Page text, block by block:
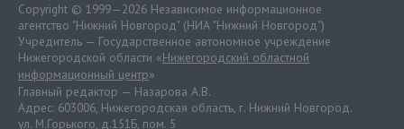
Copyright © 1999—2026 Независимое информационное
агентство "Нижний Новгород" (НИА "Нижний Новгород")
Учредитель — Государственное автономное учреждение
Нижегородской области «Нижегородский областной
информационный центр»
Главный редактор — Назарова А.В.
Адрес: 603006, Нижегородская область, г. Нижний Новгород.
ул. М.Горького, д.151Б, пом. 5